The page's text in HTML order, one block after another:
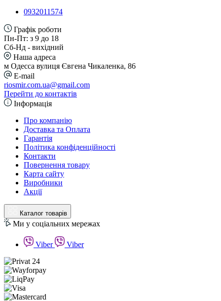
0932011574
Графік роботи
Пн-Пт: з 9 до 18
Сб-Нд - вихідний
Наша адреса
м Одесса вулиця Євгена Чикаленка, 86
E-mail
riosmir.com.ua@gmail.com
Перейти до контактів
Інформація
Про компанію
Доставка та Оплата
Гарантія
Політика конфіденційності
Контакти
Повернення товару
Карта сайту
Виробники
Акції
Каталог товарів
Ми у соціальних мережах
Viber Viber